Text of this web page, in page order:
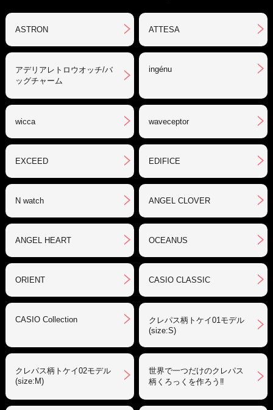
ASTRON ATTESA
アデリアレトロウオッチ/バ
ッグチャーム
ingénu
wicca waveceptor
EXCEED EDIFICE
N watch ANGEL CLOVER
ANGEL HEART OCEANUS
ORIENT CASIO CLASSIC
CASIO Collection
クレパス柄トケイ01モデル
(size:S)
クレパス柄トケイ02モデル
(size:M)
世界で一つだけのクレパス
柄くろっくを作ろう‼︎